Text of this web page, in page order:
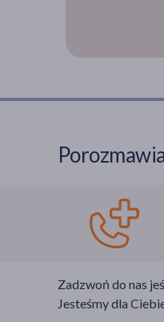
Zadzwoń do nas
Jesteśmy dla